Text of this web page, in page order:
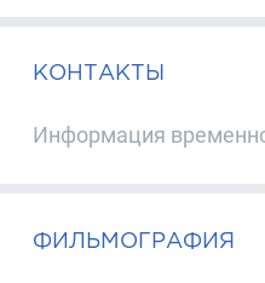
КОНТАКТЫ
Информация
ФИЛЬМОГРАФИЯ